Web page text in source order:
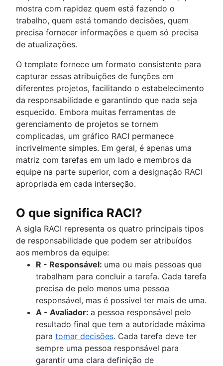
mostra com rapidez quem está fazendo o
trabalho, quem está tomando decisões, quem
precisa fornecer informações e quem só precisa
de atualizações.
O template fornece um formato consistente para
capturar essas atribuições de funções em
diferentes projetos, facilitando o estabelecimento
da responsabilidade e garantindo que nada seja
esquecido. Embora muitas ferramentas de
gerenciamento de projetos se tornem
complicadas, um gráfico RACI permanece
incrivelmente simples. Em geral, é apenas uma
matriz com tarefas em um lado e membros da
equipe na parte superior, com a designação RACI
apropriada em cada interseção.
O que significa RACI?
A sigla RACI representa os quatro principais tipos
de responsabilidade que podem ser atribuídos
aos membros da equipe:
R - Responsável: uma ou mais pessoas que
trabalham para concluir a tarefa. Cada tarefa
precisa de pelo menos uma pessoa
responsável, mas é possível ter mais de uma.
A - Avaliador: a pessoa responsável pelo
resultado final que tem a autoridade máxima
para tomar decisões. Cada tarefa deve ter
sempre uma pessoa responsável para
garantir uma clara definição de